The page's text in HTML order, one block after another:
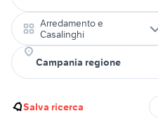
Arredamento e
Casalinghi
Salva ricerca